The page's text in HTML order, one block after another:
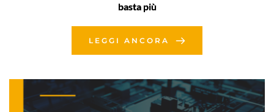
basta più
LEGGI ANCORA